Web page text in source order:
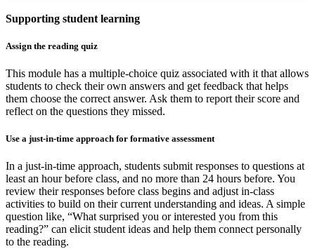
Supporting student learning
Assign the reading quiz
This module has a multiple-choice quiz associated with it that allows
students to check their own answers and get feedback that helps
them choose the correct answer. Ask them to report their score and
reflect on the questions they missed.
Use a just-in-time approach for formative assessment
In a just-in-time approach, students submit responses to questions at
least an hour before class, and no more than 24 hours before. You
review their responses before class begins and adjust in-class
activities to build on their current understanding and ideas. A simple
question like, “What surprised you or interested you from this
reading?” can elicit student ideas and help them connect personally
to the reading.